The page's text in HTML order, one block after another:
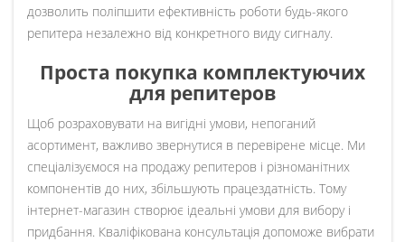
дозволить поліпшити ефективність роботи будь-якого
репитера незалежно від конкретного виду сигналу.
Проста покупка комплектуючих
для репитеров
Щоб розраховувати на вигідні умови, непоганий
асортимент, важливо звернутися в перевірене місце. Ми
спеціалізуємося на продажу репитеров і різноманітних
компонентів до них, збільшують працездатність. Тому
інтернет-магазин створює ідеальні умови для вибору і
придбання. Кваліфікована консультація допоможе вибрати